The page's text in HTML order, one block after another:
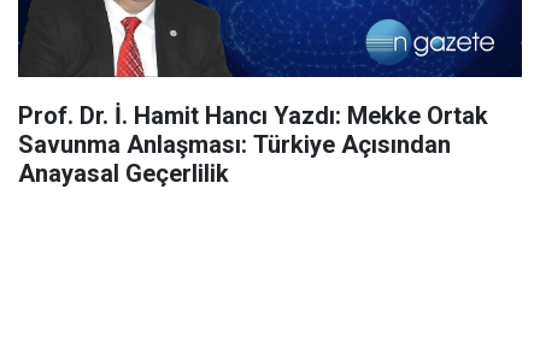
Prof. Dr. İ. Hamit Hancı Yazdı: Mekke Ortak
Savunma Anlaşması: Türkiye Açısından
Anayasal Geçerlilik